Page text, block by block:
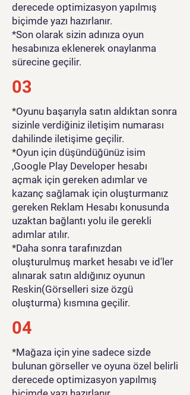
derecede optimizasyon yapılmış
biçimde yazı hazırlanır.
*Son olarak sizin adınıza oyun
hesabınıza eklenerek onaylanma
sürecine geçilir.
03
*Oyunu başarıyla satın aldıktan sonra
sizinle verdiğiniz iletişim numarası
dahilinde iletişime geçilir.
*Oyun için düşündüğünüz isim
,Google Play Developer hesabı
açmak için gereken adımlar ve
kazanç sağlamak için oluşturmanız
gereken Reklam Hesabı konusunda
uzaktan bağlantı yolu ile gerekli
adımlar atılır.
*Daha sonra tarafınızdan
oluşturulmuş market hesabı ve id'ler
alınarak satın aldığınız oyunun
Reskin(Görselleri size özgü
oluşturma) kısmına geçilir.
04
*Mağaza için yine sadece sizde
bulunan görseller ve oyuna özel belirli
derecede optimizasyon yapılmış